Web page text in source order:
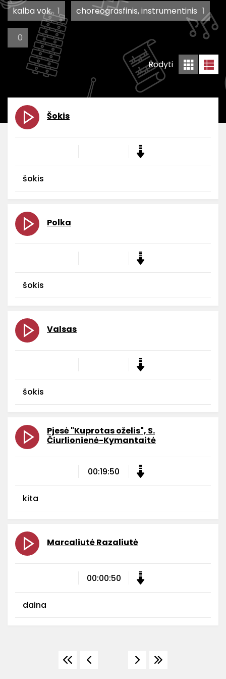
kalba vok. 1 choreograsfinis, instrumentinis 1
0
Rodyti
Šokis
šokis
Polka
šokis
Valsas
šokis
Pjesė "Kuprotas oželis", S.
Čiurlionienė-Kymantaitė
00:19:50
kita
Marcaliutė Razaliutė
00:00:50
daina